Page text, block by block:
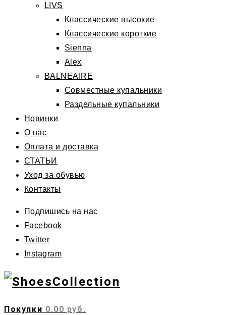
LIVS
Классические высокие
Классические короткие
Sienna
Alex
BALNEAIRE
Совместные купальники
Раздельные купальники
Новинки
О нас
Оплата и доставка
СТАТЬИ
Уход за обувью
Контакты
Подпишись на нас
Facebook
Twitter
Instagram
Покупки 0.00 руб.